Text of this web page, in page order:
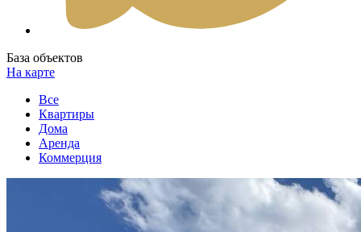
База объектов
На карте
Все
Квартиры
Дома
Аренда
Коммерция